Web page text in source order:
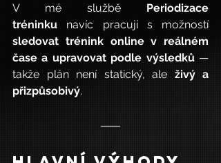
V mé službě Periodizace
tréninku
navíc pracuji s možností
sledovat trénink online v reálném
čase a upravovat podle výsledků —
takže plán není statický, ale živý a
přizpůsobivý.